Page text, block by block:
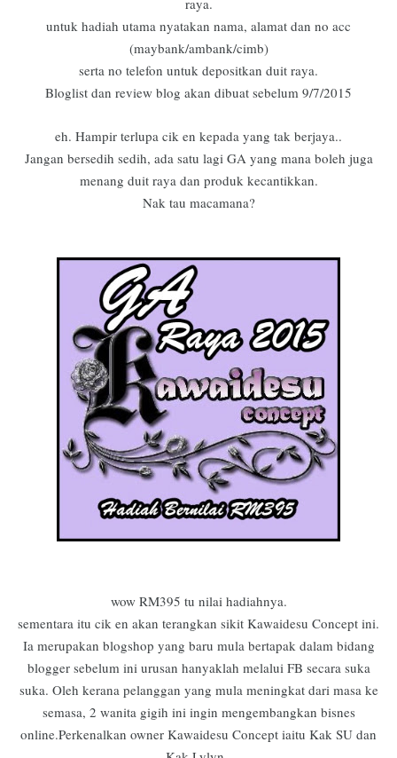
raya.
untuk hadiah utama nyatakan nama, alamat dan no acc
(maybank/ambank/cimb)
serta no telefon untuk depositkan duit raya.
Bloglist dan review blog akan dibuat sebelum 9/7/2015
eh. Hampir terlupa cik en kepada yang tak berjaya..
Jangan bersedih sedih, ada satu lagi GA yang mana boleh juga
menang duit raya dan produk kecantikkan.
Nak tau macamana?
wow RM395 tu nilai hadiahnya.
sementara itu cik en akan terangkan sikit Kawaidesu Concept ini.
Ia merupakan blogshop yang baru mula bertapak dalam bidang
blogger sebelum ini urusan hanyaklah melalui FB secara suka
suka. Oleh kerana pelanggan yang mula meningkat dari masa ke
semasa, 2 wanita gigih ini ingin mengembangkan bisnes
online.Perkenalkan owner Kawaidesu Concept iaitu Kak SU dan